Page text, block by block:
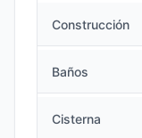
Construcción
Baños
Cisterna